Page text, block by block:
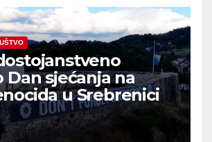
Dan sjećanja na
u Srebrenici